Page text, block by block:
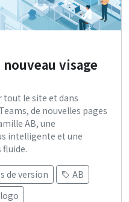
visage
tout le site et dans
de nouvelles pages
AB, une
intelligente et une
de version
AB